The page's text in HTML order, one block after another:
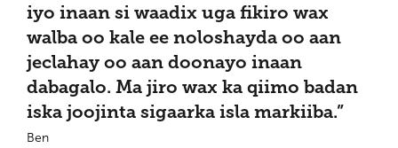
iyo inaan si waadix uga fikiro wax
walba oo kale ee noloshayda oo aan
jeclahay oo aan doonayo inaan
dabagalo. Ma jiro wax ka qiimo badan
iska joojinta sigaarka isla markiiba.”
Ben